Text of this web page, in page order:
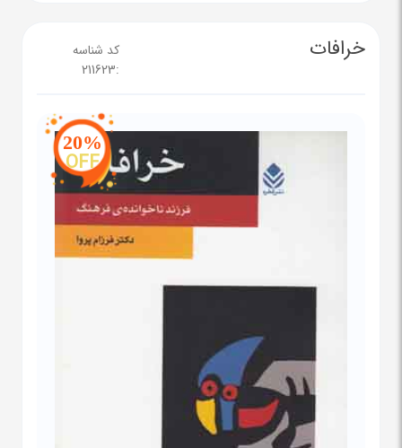
خرافات
کد شناسه
:
211623
20%
OFF